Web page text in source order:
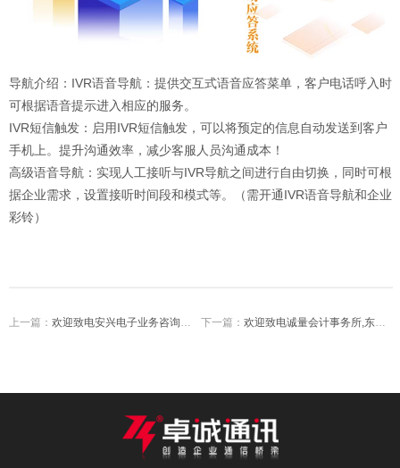
导航介绍：IVR语音导航：提供交互式语音应答菜单，客户电话呼入时
可根据语音提示进入相应的服务。
IVR短信触发：启用IVR短信触发，可以将预定的信息自动发送到客户
手机上。提升沟通效率，减少客服人员沟通成本！
高级语音导航：实现人工接听与IVR导航之间进行自由切换，同时可根
据企业需求，设置接听时间段和模式等。（需开通IVR语音导航和企业
彩铃）
上一篇： 欢迎致电安兴电子业务咨询请按1技术支持请按2售后服务请按3 下一篇：欢迎致电诚量会计事务所,东大培训学校彩铃录制成功